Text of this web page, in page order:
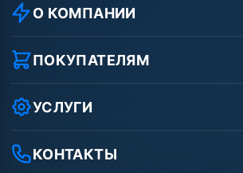
О КОМПАНИИ
О компании
Реквизиты ООО «Шоп АВД»
Условия соглашения
Вакансии
Статьи
ПОКУПАТЕЛЯМ
Как заказать?
Оплата
Лизинг
УСЛУГИ
Ремонт АВД
Сертификаты
КОНТАКТЫ